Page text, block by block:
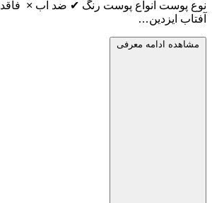
نوع پوست انواع پوست رنگ ✔ ضد آب ×
آفتاب ایزدین…
مشاهده ادامه معرفی